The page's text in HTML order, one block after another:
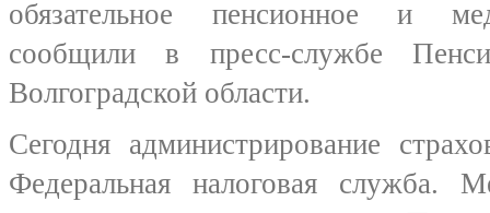
обязательное пенсионное и
сообщили в пресс-службе
Волгоградской области.
Сегодня администрирование
Федеральная налоговая служба.